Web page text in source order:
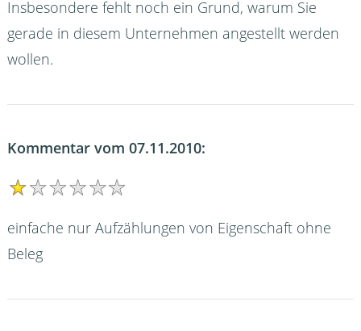
Insbesondere fehlt noch ein Grund, warum Sie
gerade in diesem Unternehmen angestellt werden
wollen.
Kommentar vom 07.11.2010:
einfache nur Aufzählungen von Eigenschaft ohne
Beleg